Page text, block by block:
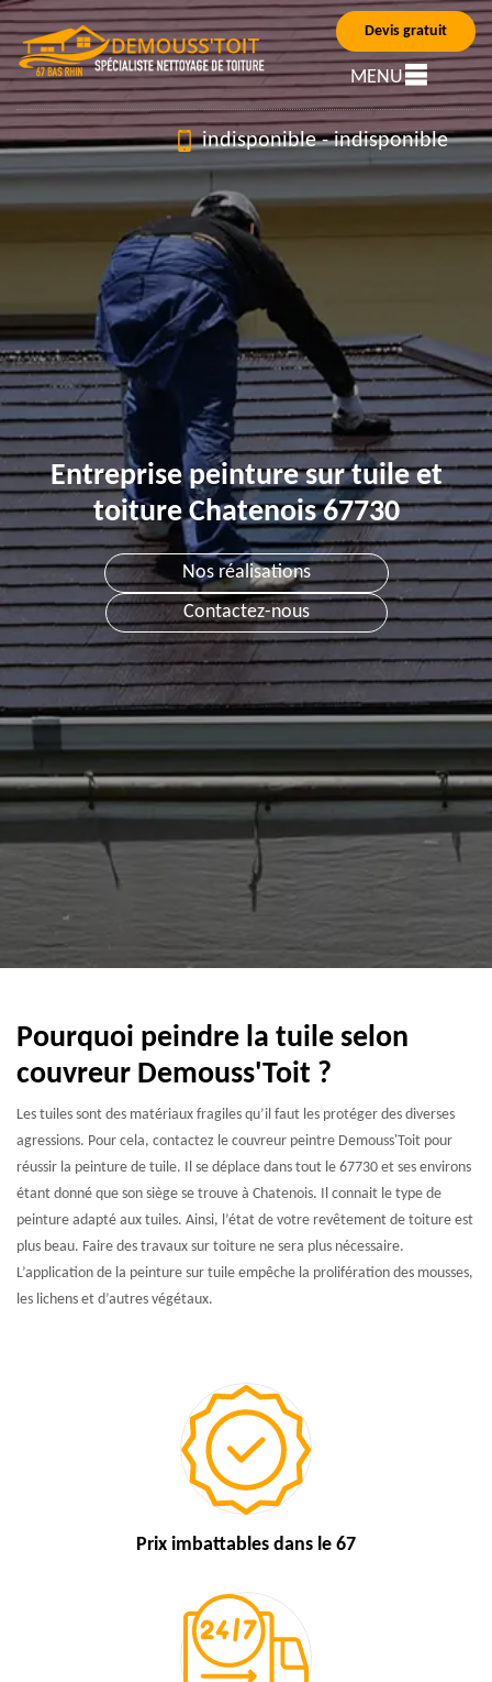
Devis gratuit
MENU
indisponible-indisponible
Entreprise peinture sur tuile et
toiture Chatenois 67730
Nos réalisations
Contactez-nous
Pourquoi peindre la tuile selon
couvreur Demouss'Toit ?
Les tuiles sont des matériaux fragiles qu’il faut les protéger des diverses
agressions. Pour cela, contactez le couvreur peintre Demouss'Toit pour
réussir la peinture de tuile. Il se déplace dans tout le 67730 et ses environs
étant donné que son siège se trouve à Chatenois. Il connait le type de
peinture adapté aux tuiles. Ainsi, l’état de votre revêtement de toiture est
plus beau. Faire des travaux sur toiture ne sera plus nécessaire.
L’application de la peinture sur tuile empêche la prolifération des mousses,
les lichens et d’autres végétaux.
Prix imbattables dans le 67